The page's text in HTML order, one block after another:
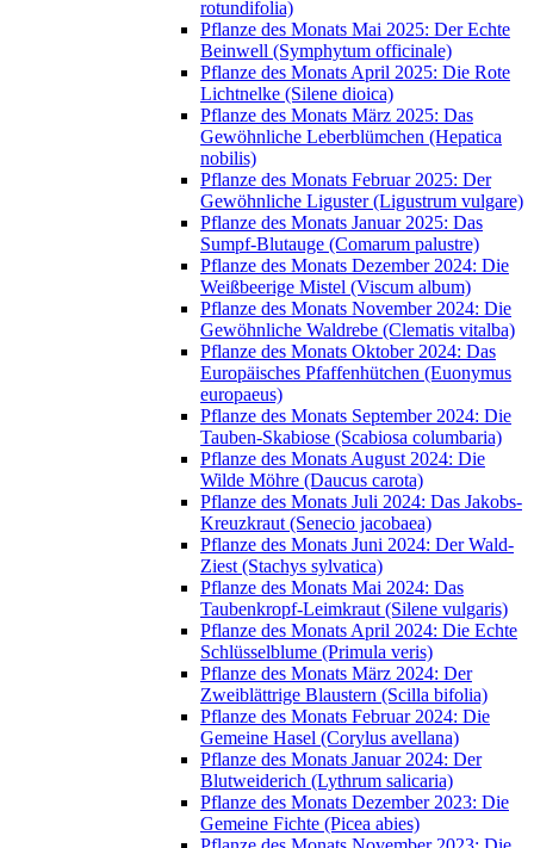
rotundifolia)
Pflanze des Monats Mai 2025: Der Echte
Beinwell (Symphytum officinale)
Pflanze des Monats April 2025: Die Rote
Lichtnelke (Silene dioica)
Pflanze des Monats März 2025: Das
Gewöhnliche Leberblümchen (Hepatica
nobilis)
Pflanze des Monats Februar 2025: Der
Gewöhnliche Liguster (Ligustrum vulgare)
Pflanze des Monats Januar 2025: Das
Sumpf-Blutauge (Comarum palustre)
Pflanze des Monats Dezember 2024: Die
Weißbeerige Mistel (Viscum album)
Pflanze des Monats November 2024: Die
Gewöhnliche Waldrebe (Clematis vitalba)
Pflanze des Monats Oktober 2024: Das
Europäisches Pfaffenhütchen (Euonymus
europaeus)
Pflanze des Monats September 2024: Die
Tauben-Skabiose (Scabiosa columbaria)
Pflanze des Monats August 2024: Die
Wilde Möhre (Daucus carota)
Pflanze des Monats Juli 2024: Das Jakobs-
Kreuzkraut (Senecio jacobaea)
Pflanze des Monats Juni 2024: Der Wald-
Ziest (Stachys sylvatica)
Pflanze des Monats Mai 2024: Das
Taubenkropf-Leimkraut (Silene vulgaris)
Pflanze des Monats April 2024: Die Echte
Schlüsselblume (Primula veris)
Pflanze des Monats März 2024: Der
Zweiblättrige Blaustern (Scilla bifolia)
Pflanze des Monats Februar 2024: Die
Gemeine Hasel (Corylus avellana)
Pflanze des Monats Januar 2024: Der
Blutweiderich (Lythrum salicaria)
Pflanze des Monats Dezember 2023: Die
Gemeine Fichte (Picea abies)